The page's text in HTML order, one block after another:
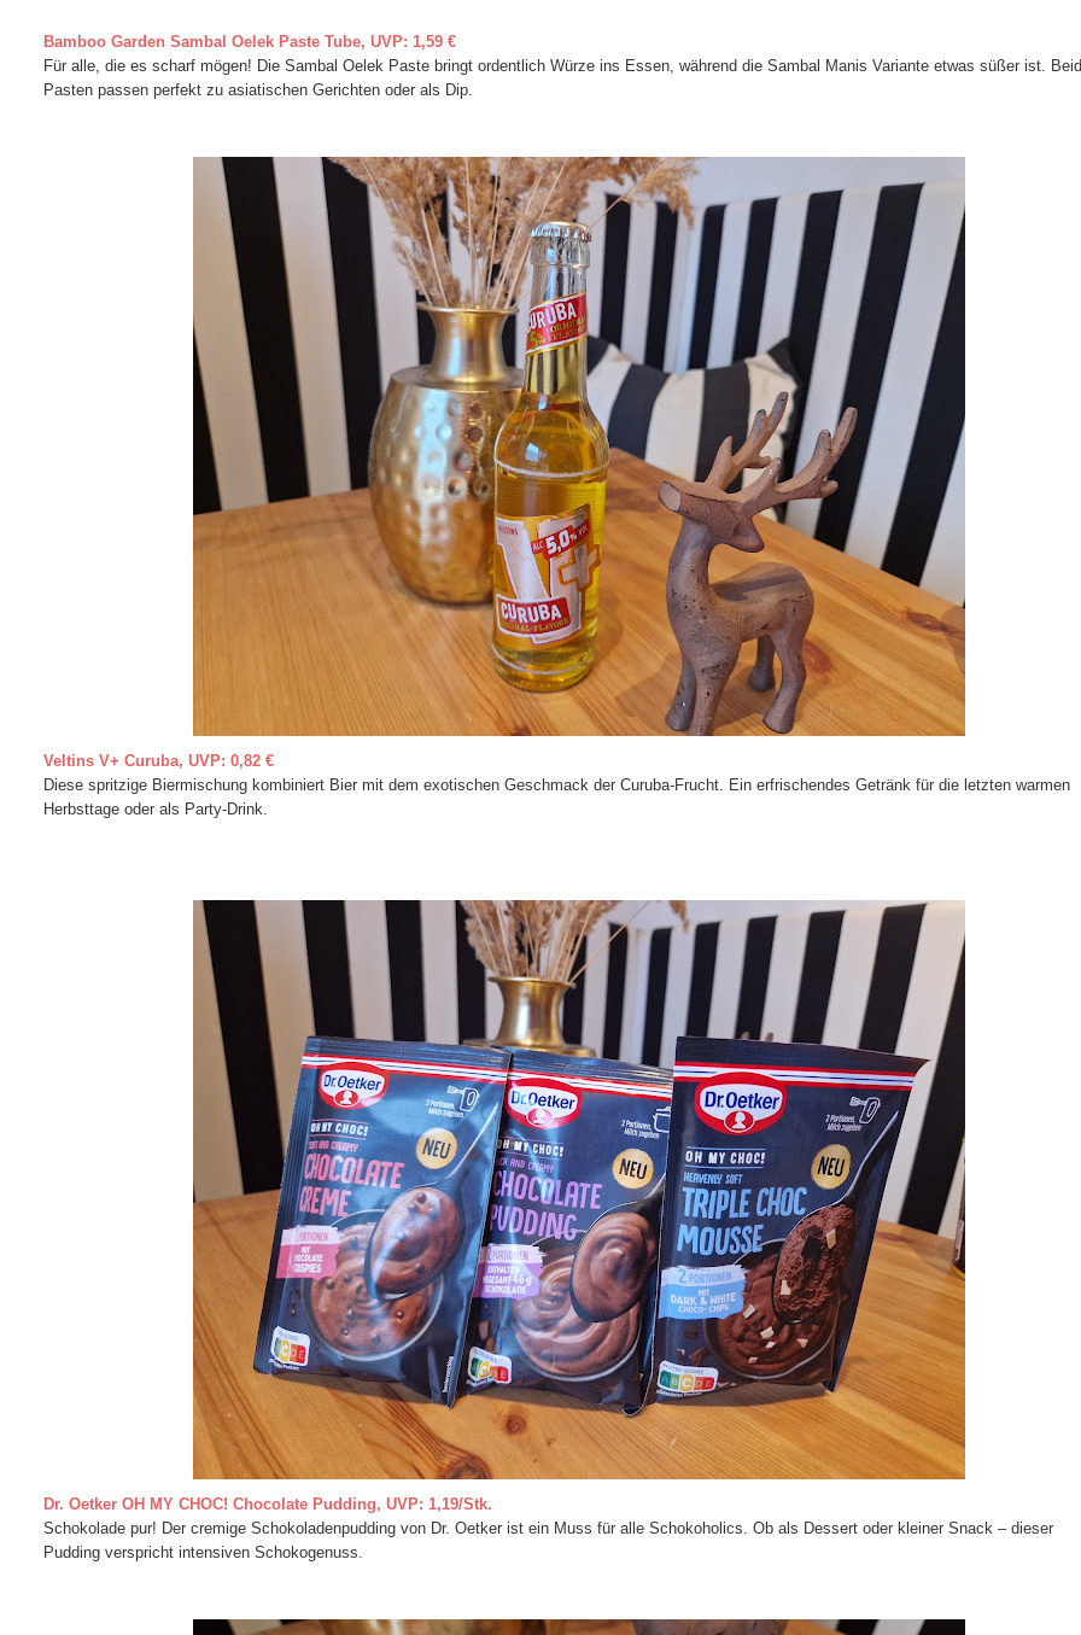
Bamboo Garden Sambal Oelek Paste Tube, UVP: 1,59 €
Für alle, die es scharf mögen! Die Sambal Oelek Paste bringt ordentlich Würze ins Essen, während die Sambal Manis Variante etwas süßer ist.
Pasten passen perfekt zu asiatischen Gerichten oder als Dip.
Veltins V+ Curuba, UVP: 0,82 €
Diese spritzige Biermischung kombiniert Bier mit dem exotischen Geschmack der Curuba-Frucht. Ein erfrischendes Getränk für die letzten warmen
Herbsttage oder als Party-Drink.
Dr. Oetker OH MY CHOC! Chocolate Pudding, UVP: 1,19/Stk.
Schokolade pur! Der cremige Schokoladenpudding von Dr. Oetker ist ein Muss für alle Schokoholics. Ob als Dessert oder kleiner Snack – dieser
Pudding verspricht intensiven Schokogenuss.